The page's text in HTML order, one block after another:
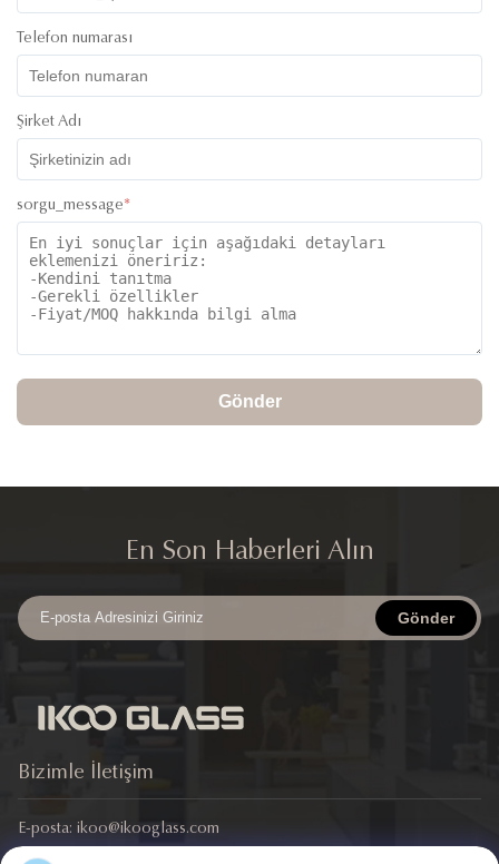
Telefon numarası
Şirket Adı
sorgu_message*
Gönder
En Son Haberleri Alın
Gönder
Bizimle İletişim
E-posta: ikoo@ikooglass.com